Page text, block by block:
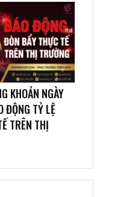
KHOÁN NGÀY
TỶ LỆ
TRÊN THỊ